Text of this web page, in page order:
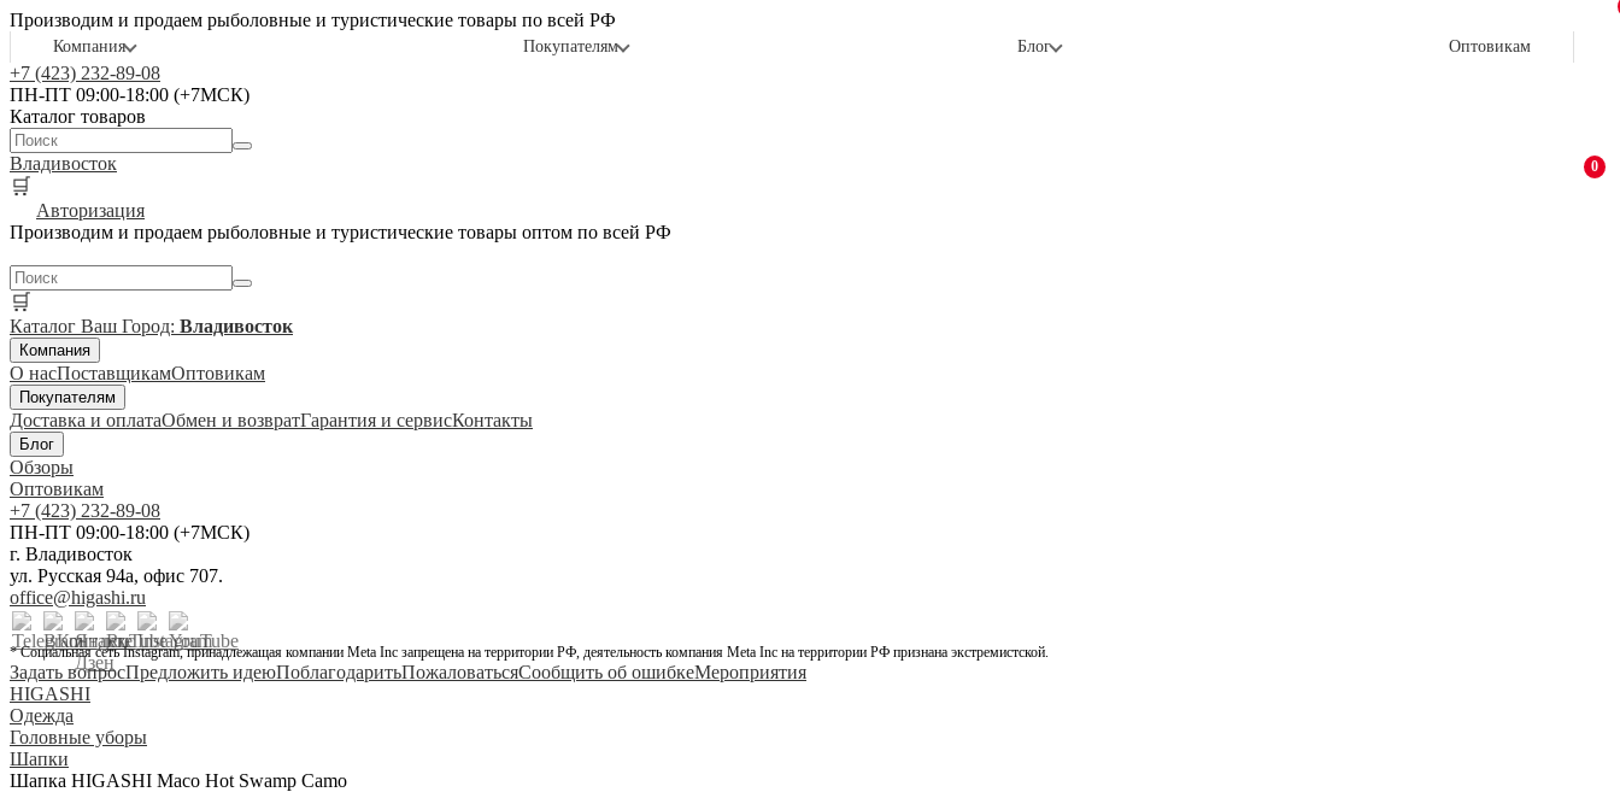
Производим и продаем рыболовные и туристические товары по всей РФ
Компания Покупателям Блог Оптовикам
+7 (423) 232-89-08
ПН-ПТ 09:00-18:00 (+7МСК)
Каталог товаров
Владивосток
🛒
0
Авторизация
Производим и продаем рыболовные и туристические товары оптом по всей РФ
🛒
Каталог Ваш Город: Владивосток
Компания
О насПоставщикамОптовикам
Покупателям
Доставка и оплатаОбмен и возвратГарантия и сервисКонтакты
Блог
Обзоры
Оптовикам
+7 (423) 232-89-08
ПН-ПТ 09:00-18:00 (+7МСК)
г. Владивосток
ул. Русская 94а, офис 707.
office@higashi.ru
* Социальная сеть Instagram, принадлежащая компании Meta Inc запрещена на территории РФ, деятельность компания Meta Inc на территории РФ признана экстремистской.
Задать вопросПредложить идеюПоблагодаритьПожаловатьсяСообщить об ошибкеМероприятия
HIGASHI
Одежда
Головные уборы
Шапки
Шапка HIGASHI Maco Hot Swamp Camo